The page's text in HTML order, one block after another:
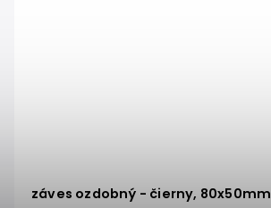
záves ozdobný - čierny, 80x50mm